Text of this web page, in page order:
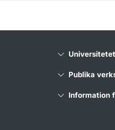
Publika
Information